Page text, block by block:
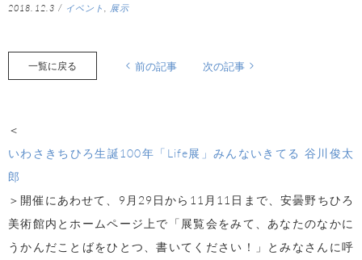
2018.12.3 / イベント 展示
一覧に戻る 前の記事 次の記事
＜
いわさきちひろ生誕100年「Life展」みんないきてる 谷川俊太
郎
＞開催にあわせて、9月29日から11月11日まで、安曇野ちひろ
美術館内とホームページ上で「展覧会をみて、あなたのなかに
うかんだことばをひとつ、書いてください！」とみなさんに呼